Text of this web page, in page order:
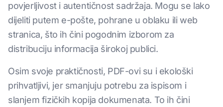
povjerljivost i autentičnost sadržaja. Mogu se lako
dijeliti putem e-pošte, pohrane u oblaku ili web
stranica, što ih čini pogodnim izborom za
distribuciju informacija širokoj publici.
Osim svoje praktičnosti, PDF-ovi su i ekološki
prihvatljivi, jer smanjuju potrebu za ispisom i
slanjem fizičkih kopija dokumenata. To ih čini